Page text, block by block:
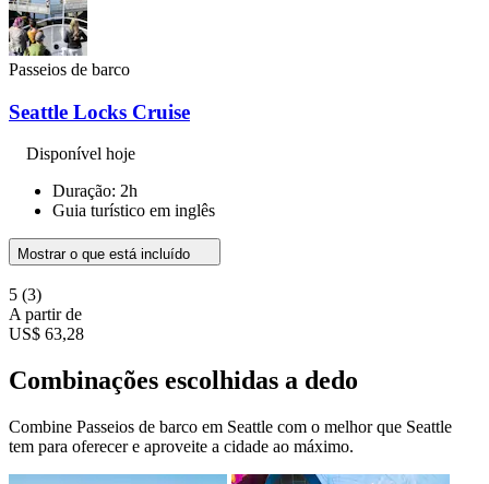
Passeios de barco
Seattle Locks Cruise
Disponível hoje
Duração: 2h
Guia turístico em inglês
Mostrar o que está incluído
5 (3)
A partir de
US$ 63,28
Combinações escolhidas a dedo
Combine Passeios de barco em Seattle com o melhor que Seattle
tem para oferecer e aproveite a cidade ao máximo.